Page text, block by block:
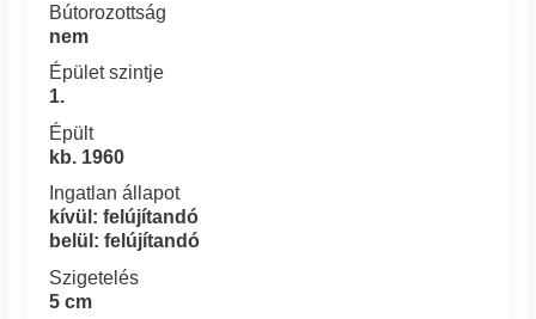
Bútorozottság
nem
Épület szintje
1.
Épült
kb. 1960
Ingatlan állapot
kívül: felújítandó
belül: felújítandó
Szigetelés
5 cm